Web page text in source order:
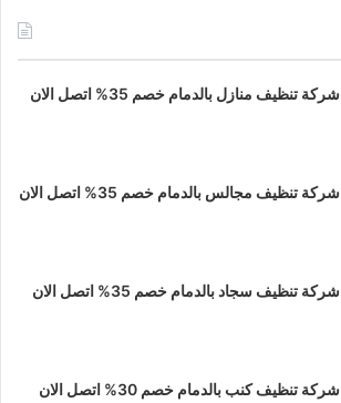
شركة تنظيف منازل بالدمام خصم 35% اتصل الان
شركة تنظيف مجالس بالدمام خصم 35% اتصل الان
شركة تنظيف سجاد بالدمام خصم 35% اتصل الان
شركة تنظيف كنب بالدمام خصم 30% اتصل الان